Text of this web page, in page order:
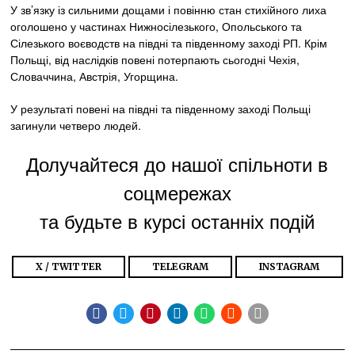
У зв’язку із сильними дощами і повінню стан стихійного лиха
оголошено у частинах Нижносілезького, Опольського та
Сілезького воєводств на півдні та південному заході РП. Крім
Польщі, від наслідків повені потерпають сьогодні Чехія,
Словаччина, Австрія, Угорщина.
У результаті повені на півдні та південному заході Польщі
загинули четверо людей.
Долучайтеся до нашої спільноти в
соцмережах
та будьте в курсі останніх подій
X / TWITTER TELEGRAM INSTAGRAM